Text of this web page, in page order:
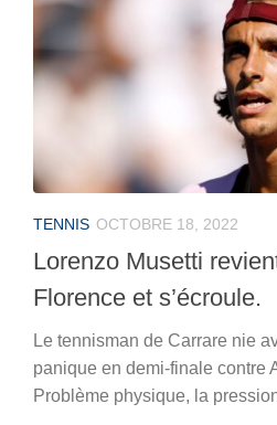
TENNIS OCTOBRE 18, 2022
Lorenzo Musetti
Florence et s’écroule.
Le tennisman de Carrare nie
panique en demi-finale contre
Problème physique, la